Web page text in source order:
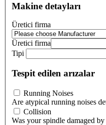
Makine detayları
Üretici firma
Üretici firma
Tipi
Tespit edilen arızalar
Running Noises
Are atypical running noises
Collision
Was your spindle damaged